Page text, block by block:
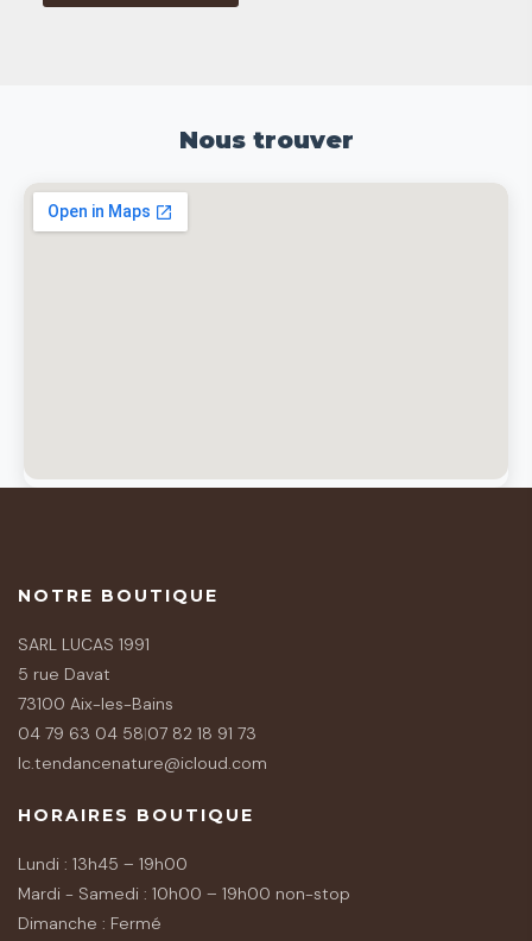
Nous trouver
NOTRE BOUTIQUE
SARL LUCAS 1991
5 rue Davat
73100 Aix-les-Bains
04 79 63 04 58|07 82 18 91 73
lc.tendancenature@icloud.com
HORAIRES BOUTIQUE
Lundi : 13h45 – 19h00
Mardi - Samedi : 10h00 – 19h00 non-stop
Dimanche : Fermé